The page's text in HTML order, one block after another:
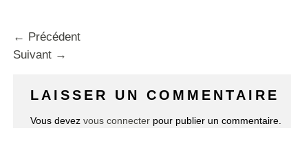
← Précédent
Suivant →
LAISSER UN COMMENTAIRE
Vous devez vous connecter pour publier un commentaire.